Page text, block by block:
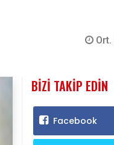
Ort.
BIZI TAKIP EDIN
Facebook